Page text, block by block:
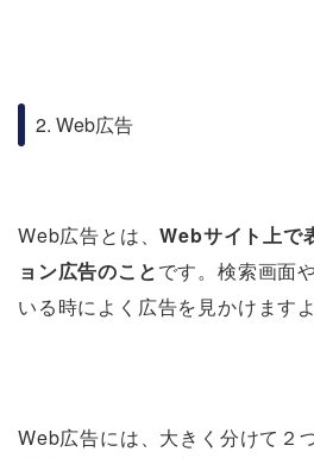
2. Web広告
Web広告とは、Webサイト上で
ョン広告のことです。検索画面
いる時によく広告を見かけますよ
Web広告には、大きく分けて２